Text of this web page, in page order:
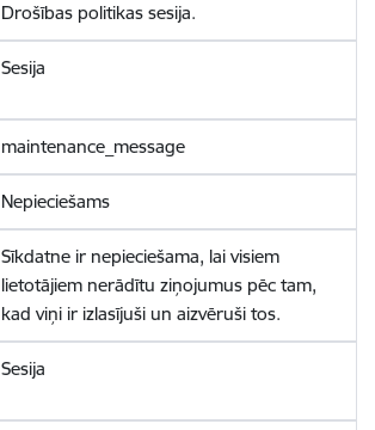
Drošības politikas sesija.
Sesija
maintenance_message
Nepieciešams
Sīkdatne ir nepieciešama, lai visiem
lietotājiem nerādītu ziņojumus pēc tam,
kad viņi ir izlasījuši un aizvēruši tos.
Sesija